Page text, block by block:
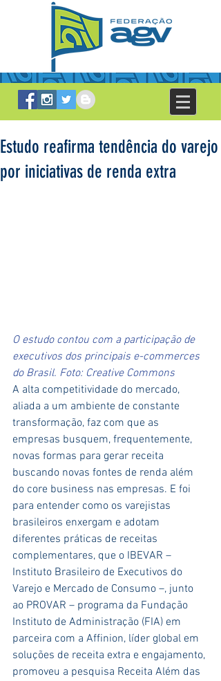
Estudo reafirma tendência do varejo
por iniciativas de renda extra
O estudo contou com a participação de
executivos dos principais e-commerces
do Brasil. Foto: Creative Commons
A alta competitividade do mercado,
aliada a um ambiente de constante
transformação, faz com que as
empresas busquem, frequentemente,
novas formas para gerar receita
buscando novas fontes de renda além
do core business nas empresas. E foi
para entender como os varejistas
brasileiros enxergam e adotam
diferentes práticas de receitas
complementares, que o IBEVAR –
Instituto Brasileiro de Executivos do
Varejo e Mercado de Consumo –, junto
ao PROVAR – programa da Fundação
Instituto de Administração (FIA) em
parceira com a Affinion, líder global em
soluções de receita extra e engajamento,
promoveu a pesquisa Receita Além das